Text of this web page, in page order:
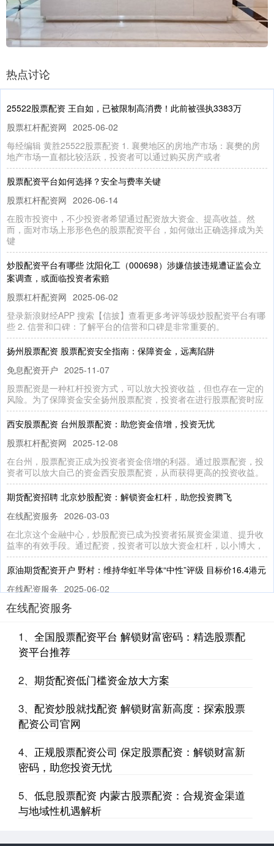
热点讨论
25522股票配资 王自如，已被限制高消费！此前被强执3383万
股票杠杆配资网 2025-06-02
每经编辑 黄胜25522股票配资 1. 襄樊地区的房地产市场：襄樊的房
地产市场一直都比较活跃，投资者可以通过购买房产或者
股票配资平台如何选择？安全与费率关键
股票杠杆配资网 2026-06-14
在股市投资中，不少投资者希望通过配资放大资金、提高收益。然
而，面对市场上形形色色的股票配资平台，如何做出正确选择成为关
键
炒股配资平台有哪些 沈阳化工（000698）涉嫌信披违规遭证监会立
案调查，或面临投资者索赔
股票杠杆配资网 2025-06-02
登录新浪财经APP 搜索【信披】查看更多考评等级炒股配资平台有哪
些 2. 信誉和口碑：了解平台的信誉和口碑是非常重要的。
扬州股票配资 股票配资安全指南：保障资金，远离陷阱
免息配资开户 2025-11-07
股票配资是一种杠杆投资方式，可以放大投资收益，但也存在一定的
风险。为了保障资金安全扬州股票配资，投资者在进行股票配资时应
西安股票配资 台州股票配资：助您资金倍增，投资无忧
股票杠杆配资网 2025-12-08
在台州，股票配资正成为投资者资金倍增的利器。通过股票配资，投
资者可以放大自己的资金西安股票配资，从而获得更高的投资收益。
期货配资招聘 北京炒股配资：解锁资金杠杆，助您投资腾飞
在线配资服务 2026-03-03
在北京这个金融中心，炒股配资已成为投资者拓展资金渠道、提升收
益率的有效手段。通过配资，投资者可以放大资金杠杆，以小博大，
原油期货配资开户 野村：维持华虹半导体“中性”评级 目标价16.4港元
在线配资服务 2025-06-02
热点栏目 自选股 数据中心 行情中心 资金流向 模拟交易 客户端 野村
发布研究报告称，维持华虹半导体（01347）“中性
证券公司自己炒股吗 解锁财富新高度：个人配资炒股平台助你乘风破
免息配资开户 2026-03-03
投资者解锁财富新高度的利器。这些平台通过提供杠杆资金，让投资
在线配资服务
1、 全国股票配资平台 解锁财富密码：精选股票配
资平台推荐
2、 期货配资低门槛资金放大方案
3、 配资炒股就找配资 解锁财富新高度：探索股票
配资公司官网
4、 正规股票配资公司 保定股票配资：解锁财富新
密码，助您投资无忧
5、 低息股票配资 内蒙古股票配资：合规资金渠道
与地域性机遇解析